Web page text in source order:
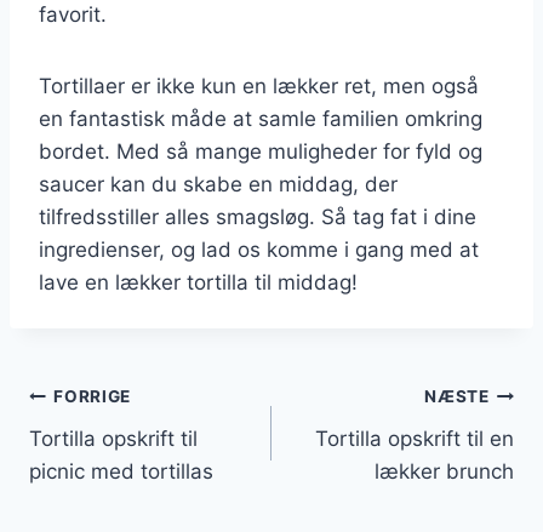
favorit.
Tortillaer er ikke kun en lækker ret, men også
en fantastisk måde at samle familien omkring
bordet. Med så mange muligheder for fyld og
saucer kan du skabe en middag, der
tilfredsstiller alles smagsløg. Så tag fat i dine
ingredienser, og lad os komme i gang med at
lave en lækker tortilla til middag!
Indlægsnavigation
FORRIGE
Tortilla opskrift til
picnic med tortillas
NÆSTE
Tortilla opskrift til en
lækker brunch